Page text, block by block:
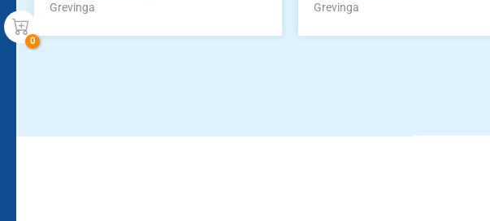
Grevinga Grevinga